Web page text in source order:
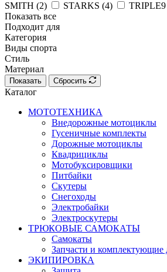
SMITH (2) STARKS (4)
Показать все
Подходит для
Категория
Виды спорта
Стиль
Материал
Показать Сбросить
Каталог
МОТОТЕХНИКА
Внедорожные мотоциклы
Гусеничные комплекты
Дорожные мотоциклы
Квадрициклы
Мотобуксировщики
Питбайки
Скутеры
Снегоходы
Электробайки
Электроскутеры
ТРЮКОВЫЕ САМОКАТЫ
Самокаты
Запчасти и комплектующие
ЭКИПИРОВКА